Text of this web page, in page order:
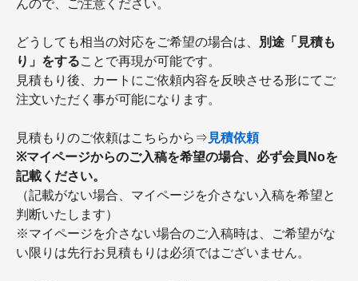
んので、ご注意ください。
どうしても相当の対応をご希望の場合は、 別途「見積も
り」をすることで再現が可能です。
見積もり後、カートにご依頼内容を反映させる形にてご
注文いただく事が可能になります。
見積もりのご依頼はこちらから⇒ 見積依頼
※マイページからのご入稿を希望の場合、必ず会員Noを
記載ください。
（記載がない場合、マイページを介さない入稿を希望と
判断いたします）
※マイページを介さない場合のご入稿時は、ご希望がな
い限りは先行お見積もりは必須ではございません。